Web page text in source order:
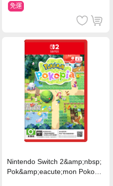
免運
Nintendo Switch 2&amp;nbsp;
Pok&amp;eacute;mon Pokopia